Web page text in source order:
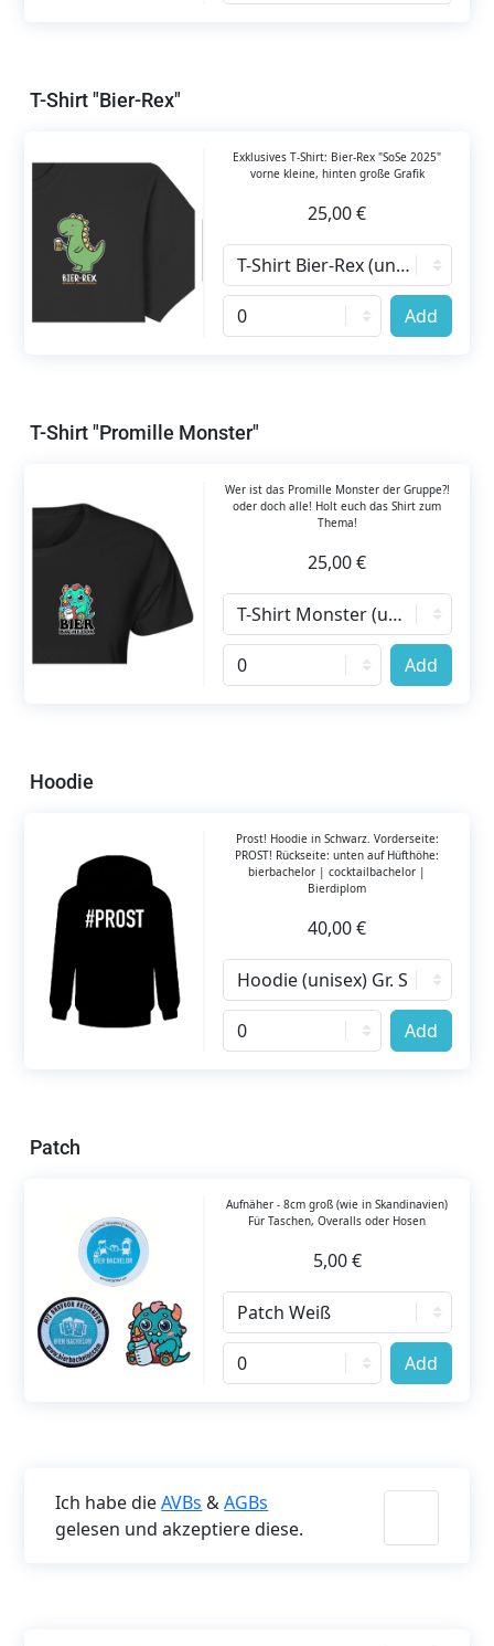
T-Shirt "Bier-Rex"
Exklusives T-Shirt: Bier-Rex "SoSe 2025"
vorne kleine, hinten große Grafik
25,00 €
Add
T-Shirt "Promille Monster"
Wer ist das Promille Monster der Gruppe?!
oder doch alle! Holt euch das Shirt zum
Thema!
25,00 €
Add
Hoodie
Prost! Hoodie in Schwarz. Vorderseite:
PROST! Rückseite: unten auf Hüfthöhe:
bierbachelor | cocktailbachelor |
Bierdiplom
40,00 €
Add
Patch
Aufnäher - 8cm groß (wie in Skandinavien)
Für Taschen, Overalls oder Hosen
5,00 €
Add
Ich habe dieAVBs &AGBs
gelesen und akzeptiere diese.